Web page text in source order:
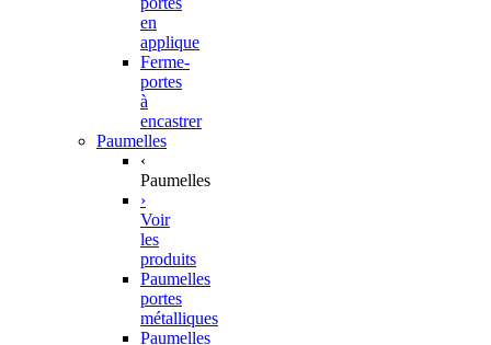
en
applique
Ferme-
portes
à
encastrer
Paumelles
‹
Paumelles
›
Voir
les
produits
Paumelles
portes
métalliques
Paumelles